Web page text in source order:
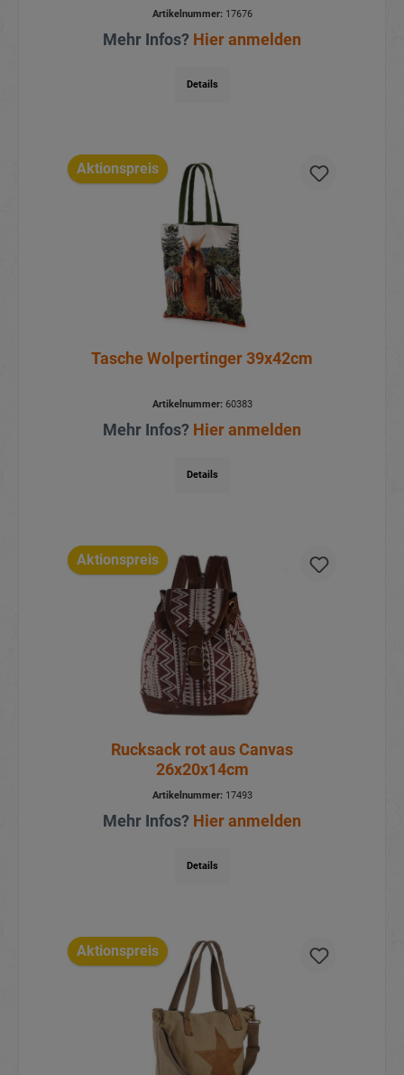
Artikelnummer:17676
Mehr Infos? Hier anmelden
Details
Aktionspreis
Tasche Wolpertinger 39x42cm
Artikelnummer:60383
Mehr Infos? Hier anmelden
Details
Aktionspreis
Rucksack rot aus Canvas
26x20x14cm
Artikelnummer:17493
Mehr Infos? Hier anmelden
Details
Aktionspreis